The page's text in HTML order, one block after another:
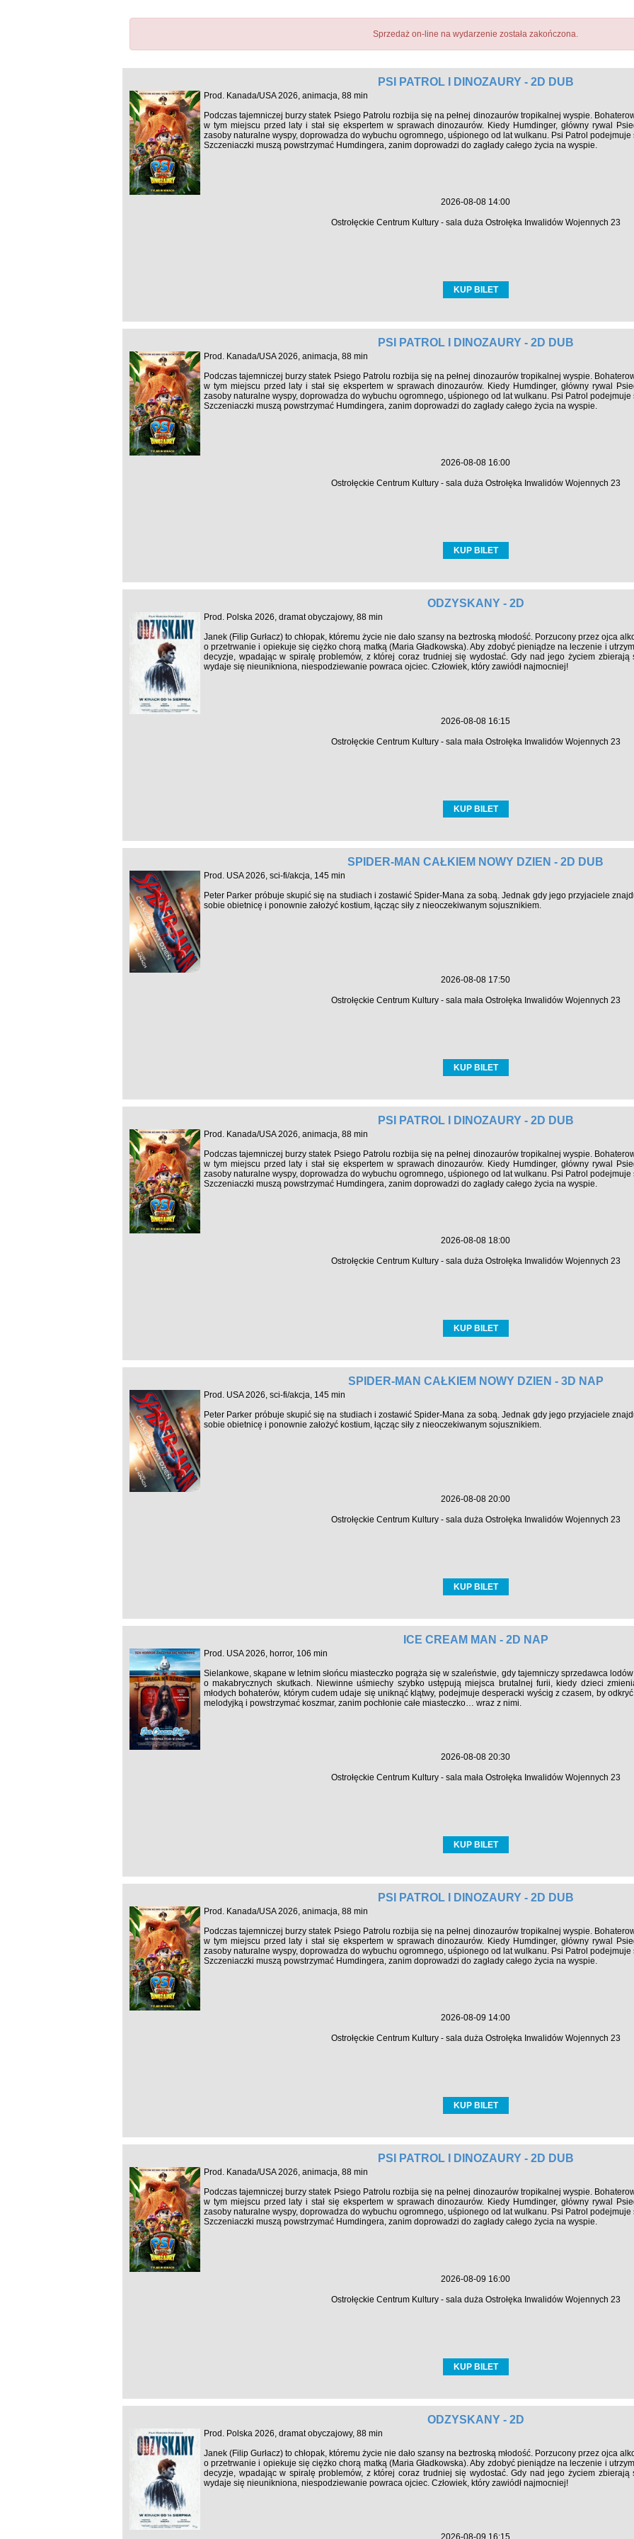
Sprzedaż on-line na wydarzenie została zakończona.
PSI PATROL I DINOZAURY - 2D DUB
Prod. Kanada/USA 2026, animacja, 88 min
Podczas tajemniczej burzy statek Psiego Patrolu rozbija się na pełnej dinozaurów tropikalnej wyspie.
w tym miejscu przed laty i stał się ekspertem w sprawach dinozaurów. Kiedy Humdinger, główny rywal
zasoby naturalne wyspy, doprowadza do wybuchu ogromnego, uśpionego od lat wulkanu. Psi Patrol
Szczeniaczki muszą powstrzymać Humdingera, zanim doprowadzi do zagłady całego życia na wyspie.
2026-08-08 14:00
Ostrołęckie Centrum Kultury - sala duża Ostrołęka Inwalidów Wojennych 23
KUP BILET
PSI PATROL I DINOZAURY - 2D DUB
Prod. Kanada/USA 2026, animacja, 88 min
Podczas tajemniczej burzy statek Psiego Patrolu rozbija się na pełnej dinozaurów tropikalnej wyspie.
w tym miejscu przed laty i stał się ekspertem w sprawach dinozaurów. Kiedy Humdinger, główny rywal
zasoby naturalne wyspy, doprowadza do wybuchu ogromnego, uśpionego od lat wulkanu. Psi Patrol
Szczeniaczki muszą powstrzymać Humdingera, zanim doprowadzi do zagłady całego życia na wyspie.
2026-08-08 16:00
Ostrołęckie Centrum Kultury - sala duża Ostrołęka Inwalidów Wojennych 23
KUP BILET
ODZYSKANY - 2D
Prod. Polska 2026, dramat obyczajowy, 88 min
Janek (Filip Gurłacz) to chłopak, któremu życie nie dało szansy na beztroską młodość. Porzucony przez ojca
o przetrwanie i opiekuje się ciężko chorą matką (Maria Gładkowska). Aby zdobyć pieniądze na leczenie i
decyzje, wpadając w spiralę problemów, z której coraz trudniej się wydostać. Gdy nad jego życiem
wydaje się nieunikniona, niespodziewanie powraca ojciec. Człowiek, który zawiódł najmocniej!
2026-08-08 16:15
Ostrołęckie Centrum Kultury - sala mała Ostrołęka Inwalidów Wojennych 23
KUP BILET
SPIDER-MAN CAŁKIEM NOWY DZIEŃ - 2D DUB
Prod. USA 2026, sci-fi/akcja, 145 min
Peter Parker próbuje skupić się na studiach i zostawić Spider-Mana za sobą. Jednak gdy jego przyjaciele
sobie obietnicę i ponownie założyć kostium, łącząc siły z nieoczekiwanym sojusznikiem.
2026-08-08 17:50
Ostrołęckie Centrum Kultury - sala mała Ostrołęka Inwalidów Wojennych 23
KUP BILET
PSI PATROL I DINOZAURY - 2D DUB
Prod. Kanada/USA 2026, animacja, 88 min
Podczas tajemniczej burzy statek Psiego Patrolu rozbija się na pełnej dinozaurów tropikalnej wyspie.
w tym miejscu przed laty i stał się ekspertem w sprawach dinozaurów. Kiedy Humdinger, główny rywal
zasoby naturalne wyspy, doprowadza do wybuchu ogromnego, uśpionego od lat wulkanu. Psi Patrol
Szczeniaczki muszą powstrzymać Humdingera, zanim doprowadzi do zagłady całego życia na wyspie.
2026-08-08 18:00
Ostrołęckie Centrum Kultury - sala duża Ostrołęka Inwalidów Wojennych 23
KUP BILET
SPIDER-MAN CAŁKIEM NOWY DZIEŃ - 3D NAP
Prod. USA 2026, sci-fi/akcja, 145 min
Peter Parker próbuje skupić się na studiach i zostawić Spider-Mana za sobą. Jednak gdy jego przyjaciele
sobie obietnicę i ponownie założyć kostium, łącząc siły z nieoczekiwanym sojusznikiem.
2026-08-08 20:00
Ostrołęckie Centrum Kultury - sala duża Ostrołęka Inwalidów Wojennych 23
KUP BILET
ICE CREAM MAN - 2D NAP
Prod. USA 2026, horror, 106 min
Sielankowe, skąpane w letnim słońcu miasteczko pogrąża się w szaleństwie, gdy tajemniczy sprzedawca
o makabrycznych skutkach. Niewinne uśmiechy szybko ustępują miejsca brutalnej furii, kiedy dzieci
młodych bohaterów, którym cudem udaje się uniknąć klątwy, podejmuje desperacki wyścig z czasem, by
melodyjką i powstrzymać koszmar, zanim pochłonie całe miasteczko… wraz z nimi.
2026-08-08 20:30
Ostrołęckie Centrum Kultury - sala mała Ostrołęka Inwalidów Wojennych 23
KUP BILET
PSI PATROL I DINOZAURY - 2D DUB
Prod. Kanada/USA 2026, animacja, 88 min
Podczas tajemniczej burzy statek Psiego Patrolu rozbija się na pełnej dinozaurów tropikalnej wyspie.
w tym miejscu przed laty i stał się ekspertem w sprawach dinozaurów. Kiedy Humdinger, główny rywal
zasoby naturalne wyspy, doprowadza do wybuchu ogromnego, uśpionego od lat wulkanu. Psi Patrol
Szczeniaczki muszą powstrzymać Humdingera, zanim doprowadzi do zagłady całego życia na wyspie.
2026-08-09 14:00
Ostrołęckie Centrum Kultury - sala duża Ostrołęka Inwalidów Wojennych 23
KUP BILET
PSI PATROL I DINOZAURY - 2D DUB
Prod. Kanada/USA 2026, animacja, 88 min
Podczas tajemniczej burzy statek Psiego Patrolu rozbija się na pełnej dinozaurów tropikalnej wyspie.
w tym miejscu przed laty i stał się ekspertem w sprawach dinozaurów. Kiedy Humdinger, główny rywal
zasoby naturalne wyspy, doprowadza do wybuchu ogromnego, uśpionego od lat wulkanu. Psi Patrol
Szczeniaczki muszą powstrzymać Humdingera, zanim doprowadzi do zagłady całego życia na wyspie.
2026-08-09 16:00
Ostrołęckie Centrum Kultury - sala duża Ostrołęka Inwalidów Wojennych 23
KUP BILET
ODZYSKANY - 2D
Prod. Polska 2026, dramat obyczajowy, 88 min
Janek (Filip Gurłacz) to chłopak, któremu życie nie dało szansy na beztroską młodość. Porzucony przez ojca
o przetrwanie i opiekuje się ciężko chorą matką (Maria Gładkowska). Aby zdobyć pieniądze na leczenie i
decyzje, wpadając w spiralę problemów, z której coraz trudniej się wydostać. Gdy nad jego życiem
wydaje się nieunikniona, niespodziewanie powraca ojciec. Człowiek, który zawiódł najmocniej!
2026-08-09 16:15